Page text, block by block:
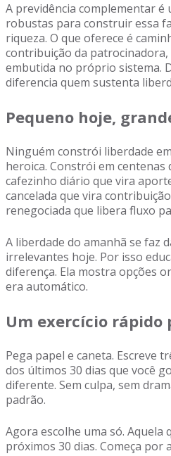
A previdência complementar é
robustas para construir essa
riqueza. O que oferece é
contribuição da
embutida no próprio sistema.
diferencia quem sustenta
Pequeno hoje,
Ninguém constrói liberdade
heroica. Constrói em centenas
cafezinho diário que vira
cancelada que vira
renegociada que libera fluxo
A liberdade do amanhã se faz
irrelevantes hoje. Por isso
diferença. Ela mostra opções
era automático.
Um exercício rápido
Pega papel e caneta. Escreve
dos últimos 30 dias que você
diferente. Sem culpa, sem
padrão.
Agora escolhe uma só. Aquela
próximos 30 dias. Começa por